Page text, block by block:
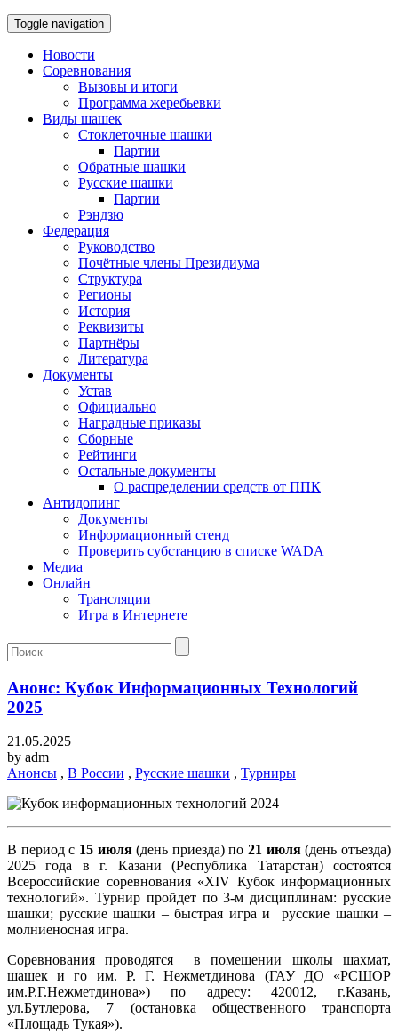
Toggle navigation
Новости
Соревнования
Вызовы и итоги
Программа жеребьевки
Виды шашек
Стоклеточные шашки
Партии
Обратные шашки
Русские шашки
Партии
Рэндзю
Федерация
Руководство
Почётные члены Президиума
Структура
Регионы
История
Реквизиты
Партнёры
Литература
Документы
Устав
Официально
Наградные приказы
Сборные
Рейтинги
Остальные документы
О распределении средств от ППК
Антидопинг
Документы
Информационный стенд
Проверить субстанцию в списке WADA
Медиа
Онлайн
Трансляции
Игра в Интернете
Анонс: Кубок Информационных Технологий
2025
21.05.2025
by adm
Анонсы , В России , Русские шашки , Турниры
В период с 15 июля(день приезда) по21 июля(день отъезда)
2025 года в г. Казани (Республика Татарстан) состоятся
Всероссийские соревнования «XIV Кубок информационных
технологий». Турнир пройдет по 3-м дисциплинам: русские
шашки; русские шашки – быстрая игра и русские шашки –
молниеносная игра.
Соревнования проводятся в помещении школы шахмат,
шашек и го им. Р. Г. Нежметдинова (ГАУ ДО «РСШОР
им.Р.Г.Нежметдинова») по адресу: 420012, г.Казань,
ул.Бутлерова, 7 (остановка общественного транспорта
«Площадь Тукая»).